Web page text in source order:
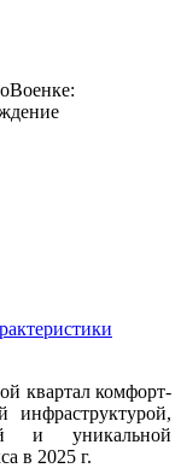
квартал комфорт-
и уникальной
в 2025 г.